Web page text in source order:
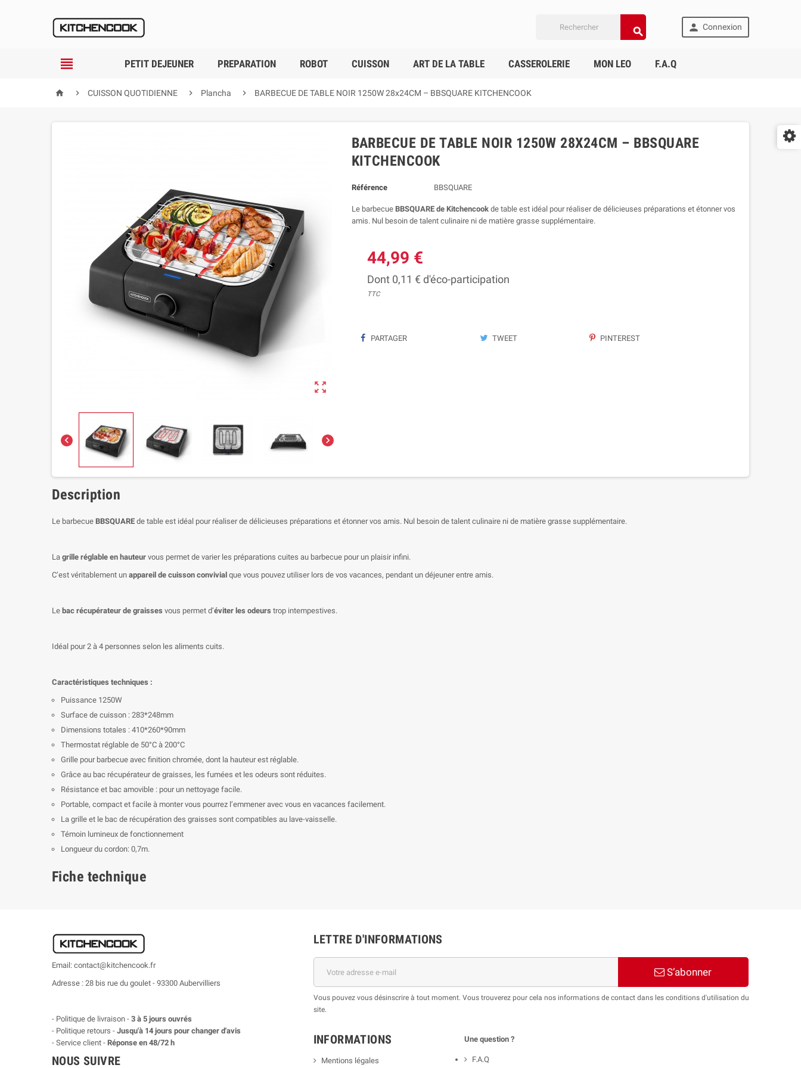
  Connexion
 PETIT DEJEUNER PREPARATION ROBOT CUISSON ART DE LA TABLE CASSEROLERIE MON LEO F.A.Q
  CUISSON QUOTIDIENNE  Plancha  BARBECUE DE TABLE NOIR 1250W 28x24CM – BBSQUARE KITCHENCOOK

 
BARBECUE DE TABLE NOIR 1250W 28X24CM – BBSQUARE
KITCHENCOOK
Référence BBSQUARE
Le barbecue BBSQUARE de Kitchencookde table est idéal pour réaliser de délicieuses préparations et étonner vos
amis. Nul besoin de talent culinaire ni de matière grasse supplémentaire.
44,99 €
Dont 0,11 € d'éco-participation
TTC
PARTAGER TWEET PINTEREST
Description
Le barbecue BBSQUARE de table est idéal pour réaliser de délicieuses préparations et étonner vos amis. Nul besoin de talent culinaire ni de matière grasse supplémentaire.
La grille réglable en hauteur vous permet de varier les préparations cuites au barbecue pour un plaisir infini.
C’est véritablement un appareil de cuisson convivial que vous pouvez utiliser lors de vos vacances, pendant un déjeuner entre amis.
Le bac récupérateur de graisses vous permet d’éviter les odeurs trop intempestives.
Idéal pour 2 à 4 personnes selon les aliments cuits.
Caractéristiques techniques :
Puissance 1250W
Surface de cuisson : 283*248mm
Dimensions totales : 410*260*90mm
Thermostat réglable de 50°C à 200°C
Grille pour barbecue avec finition chromée, dont la hauteur est réglable.
Grâce au bac récupérateur de graisses, les fumées et les odeurs sont réduites.
Résistance et bac amovible : pour un nettoyage facile.
Portable, compact et facile à monter vous pourrez l’emmener avec vous en vacances facilement.
La grille et le bac de récupération des graisses sont compatibles au lave-vaisselle.
Témoin lumineux de fonctionnement
Longueur du cordon: 0,7m.
Fiche technique
Email: contact@kitchencook.fr
Adresse : 28 bis rue du goulet - 93300 Aubervilliers
- Politique de livraison - 3 à 5 jours ouvrés
- Politique retours - Jusqu'à 14 jours pour changer d'avis
- Service client - Réponse en 48/72 h
NOUS SUIVRE
LETTRE D'INFORMATIONS
S’abonner
Vous pouvez vous désinscrire à tout moment. Vous trouverez pour cela nos informations de contact dans les conditions d'utilisation du
site.
INFORMATIONS
Mentions légales
Une question ?
F.A.Q